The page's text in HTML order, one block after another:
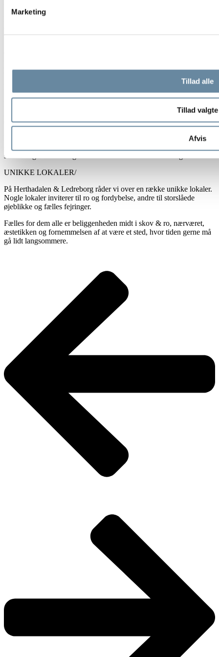
Marketing
Tillad alle
Tillad valgte
Afvis
På Herthadalen sætter vi mennesker først. Vores gæsters oplevelser
hverdagens små øjeblikke til livets store begivenheder.
godt ud. Vi går op i æstetik og lader os inspirere af den nordiske
enkelhed.
Farverne holdes naturlige, udtrykket er rent, og vi bruger kun det,
som muligt fra vores egen urtehave eller i skoven omkring os.
UNIKKE LOKALER/
På Herthadalen & Ledreborg råder vi over en række unikke lokaler.
Nogle lokaler inviterer til ro og fordybelse, andre til storslåede
øjeblikke og fælles fejringer.
Fælles for dem alle er beliggenheden midt i skov & ro, nærværet,
æstetikken og fornemmelsen af at være et sted, hvor tiden gerne må
gå lidt langsommere.